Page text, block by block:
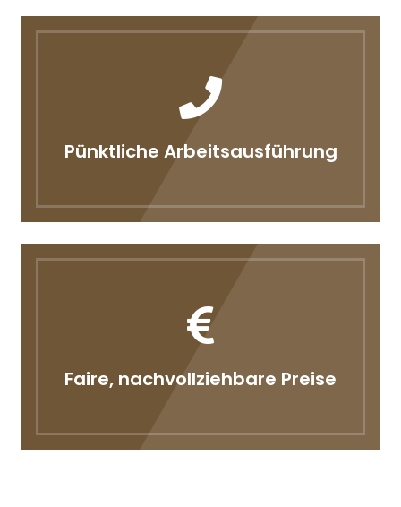
Pünktliche Arbeitsausführung
Faire, nachvollziehbare Preise